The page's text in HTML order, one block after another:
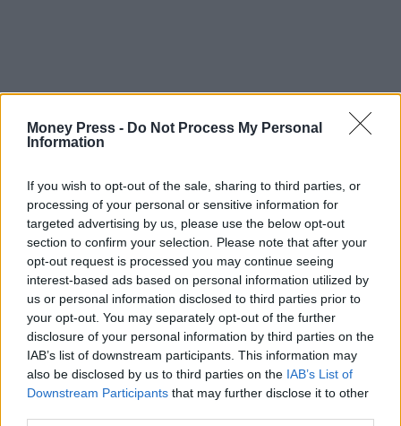
Money Press - Do Not Process My Personal
Information
If you wish to opt-out of the sale, sharing to third parties, or
processing of your personal or sensitive information for
targeted advertising by us, please use the below opt-out
section to confirm your selection. Please note that after your
opt-out request is processed you may continue seeing
interest-based ads based on personal information utilized by
us or personal information disclosed to third parties prior to
your opt-out. You may separately opt-out of the further
disclosure of your personal information by third parties on the
IAB’s list of downstream participants. This information may
also be disclosed by us to third parties on the IAB’s List of
Downstream Participants that may further disclose it to other